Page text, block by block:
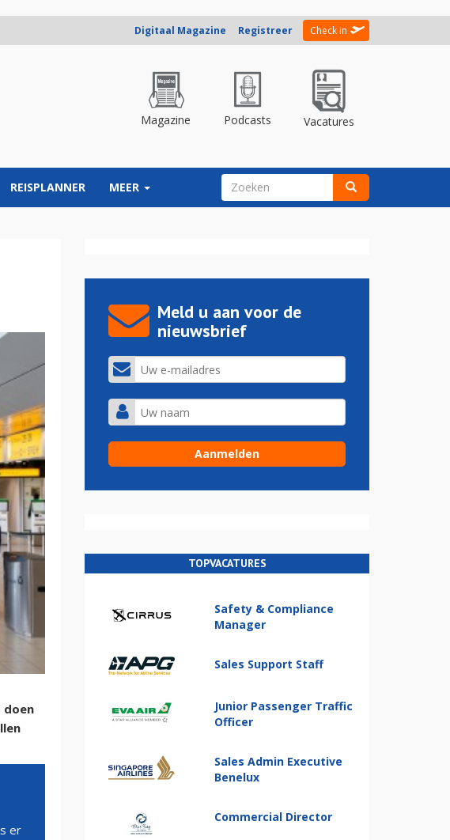
Digitaal Magazine Registreer Check in
Magazine Podcasts Vacatures
REISPLANNER MEER ZOEKVELD
doen
er
Meld u aan voor de
nieuwsbrief
TOPVACATURES
Safety & Compliance
Manager
Sales Support Staff
Junior Passenger Traffic
Officer
Sales Admin Executive
Benelux
Commercial Director